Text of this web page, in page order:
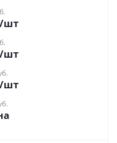
/шт
/шт
/шт